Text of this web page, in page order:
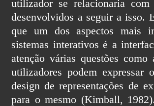
utilizador se relacionaria
desenvolvidos a seguir a isso.
que um dos aspectos mais
sistemas interativos é a
atenção várias questões
utilizadores podem expressar
design de representações de
para o mesmo (Kimball,